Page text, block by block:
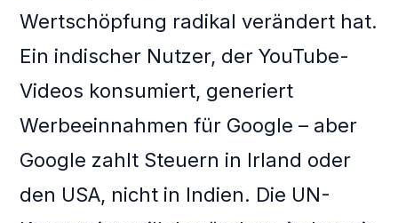
Wertschöpfung radikal verändert hat.
Ein indischer Nutzer, der YouTube-
Videos konsumiert, generiert
Werbeeinnahmen für Google – aber
Google zahlt Steuern in Irland oder
den USA, nicht in Indien. Die UN-